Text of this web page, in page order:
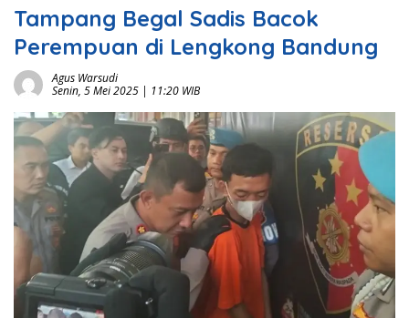
Tampang Begal Sadis Bacok
Perempuan di Lengkong Bandung
Agus Warsudi
Senin, 5 Mei 2025 | 11:20 WIB